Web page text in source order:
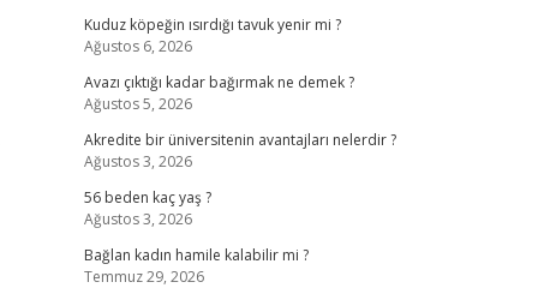
Kuduz köpeğin ısırdığı tavuk yenir mi ?
Ağustos 6, 2026
Avazı çıktığı kadar bağırmak ne demek ?
Ağustos 5, 2026
Akredite bir üniversitenin avantajları nelerdir ?
Ağustos 3, 2026
56 beden kaç yaş ?
Ağustos 3, 2026
Bağlan kadın hamile kalabilir mi ?
Temmuz 29, 2026